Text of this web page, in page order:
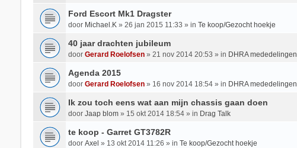
Ford Escort Mk1 Dragster
door Michael.K» 26 jan 2015 11:33 » in Te koop/Gezocht hoekje
40 jaar drachten jubileum
door Gerard Roelofsen» 21 nov 2014 20:53 » in DHRA mededelingen
Agenda 2015
door Gerard Roelofsen» 16 nov 2014 18:54» in DHRA mededelingen
Ik zou toch eens wat aan mijn chassis gaan doen
door Jaap blom» 15 okt 2014 18:54» in Drag Talk
te koop - Garret GT3782R
door Axel » 13 okt 2014 11:26 » in Te koop/Gezocht hoekje